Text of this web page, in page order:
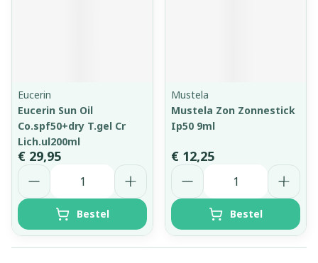
Eucerin
Eucerin Sun Oil
Co.spf50+dry T.gel Cr
Lich.ul200ml
€ 29,95
Aantal
Bestel
Mustela
Mustela Zon Zonnestick
Ip50 9ml
€ 12,25
Aantal
Bestel